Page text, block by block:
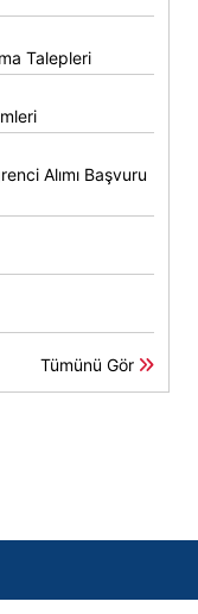
Talepleri
Alımı Başvuru
Tümünü Gör